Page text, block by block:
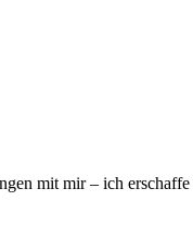
mit mir – ich